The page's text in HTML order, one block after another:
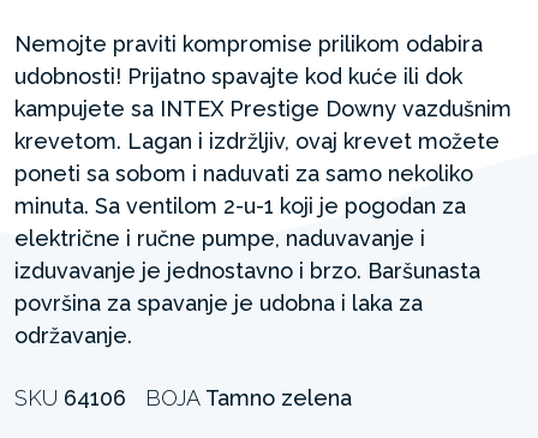
Nemojte praviti kompromise prilikom odabira
udobnosti! Prijatno spavajte kod kuće ili dok
kampujete sa INTEX Prestige Downy vazdušnim
krevetom. Lagan i izdržljiv, ovaj krevet možete
poneti sa sobom i naduvati za samo nekoliko
minuta. Sa ventilom 2-u-1 koji je pogodan za
električne i ručne pumpe, naduvavanje i
izduvavanje je jednostavno i brzo. Baršunasta
površina za spavanje je udobna i laka za
održavanje.
SKU 64106 BOJA Tamno zelena